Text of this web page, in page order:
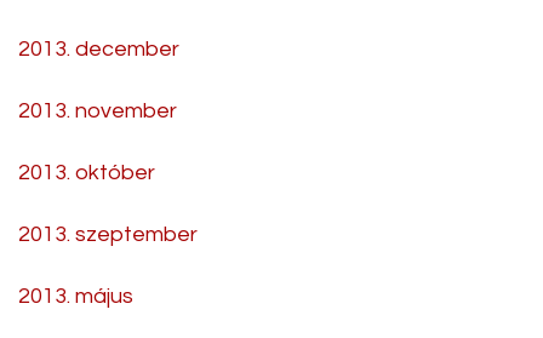
2013. december
2013. november
2013. október
2013. szeptember
2013. május